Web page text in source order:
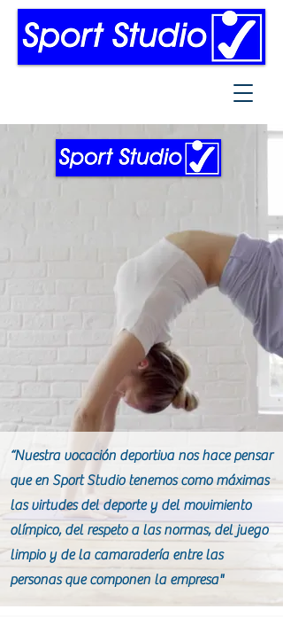
“Nuestra vocación deportiva nos hace pensar
que en Sport Studio tenemos como máximas
las virtudes del deporte y del movimiento
olímpico, del respeto a las normas, del juego
limpio y de la camaradería entre las
personas que componen la empresa"